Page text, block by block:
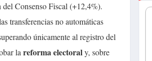
Consenso Fiscal (+12,4%).
transferencias no automáticas
únicamente al registro del
la reforma electoraly, sobre